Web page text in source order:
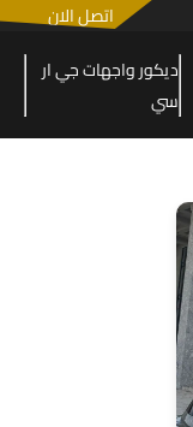
اتصل الان
ديكور واجهات جي ار
سي